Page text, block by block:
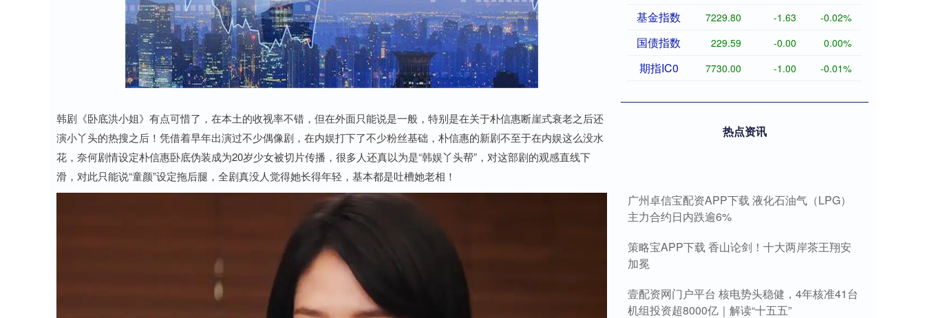
韩剧《卧底洪小姐》有点可惜了，在本土的收视率不错，但在外面只能说是一般，特别是在关于朴信惠断崖式衰老之后还
演小丫头的热搜之后！凭借着早年出演过不少偶像剧，在内娱打下了不少粉丝基础，朴信惠的新剧不至于在内娱这么没水
花，奈何剧情设定朴信惠卧底伪装成为20岁少女被切片传播，很多人还真以为是“韩娱丫头帮”，对这部剧的观感直线下
滑，对此只能说“童颜”设定拖后腿，全剧真没人觉得她长得年轻，基本都是吐槽她老相！
基金指数 7229.80 -1.63 -0.02%
国债指数 229.59 -0.00 0.00%
期指IC0 7730.00 -1.00 -0.01%
热点资讯
广州卓信宝配资APP下载 液化石油气（LPG）
主力合约日内跌逾6%
策略宝APP下载 香山论剑！十大两岸茶王翔安
加冕
壹配资网门户平台 核电势头稳健，4年核准41台
机组投资超8000亿｜解读“十五五”